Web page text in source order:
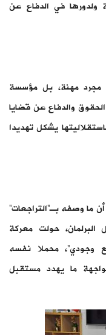
ولدورها في الدفاع عن
مجرد مهنة، بل مؤسسة
والدفاع عن قضايا
يشكل تهديدا
ما وصفه بـ”التراجعات”
حولت معركة
وجودي”، محملا نفسه
ما يهدد مستقبل